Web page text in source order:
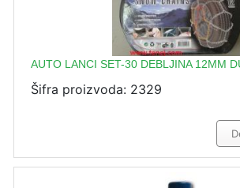
AUTO LANCI SET-30 DEBLJINA 12MM
Šifra proizvoda: 2329